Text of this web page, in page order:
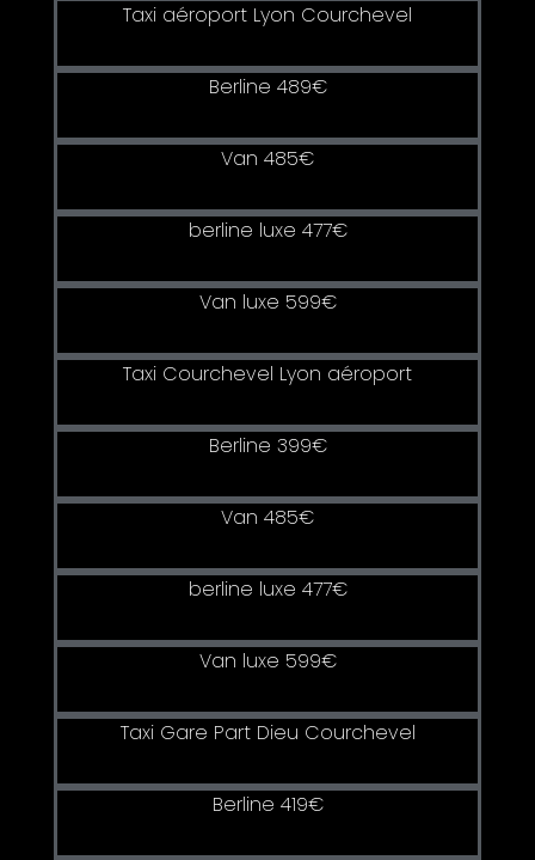
Taxi aéroport Lyon Courchevel
Berline 489€
Van 485€
berline luxe 477€
Van luxe 599€
Taxi Courchevel Lyon aéroport
Berline 399€
Van 485€
berline luxe 477€
Van luxe 599€
Taxi Gare Part Dieu Courchevel
Berline 419€